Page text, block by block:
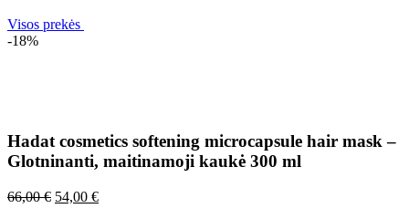
Visos prekės
-18%
Hadat cosmetics softening microcapsule hair mask –
Glotninanti, maitinamoji kaukė 300 ml
66,00€ Original
54,00 €Current